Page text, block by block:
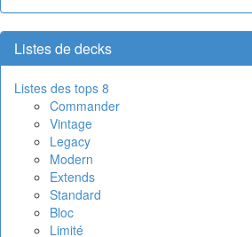
Listes de decks
Listes des tops 8
Commander
Vintage
Legacy
Modern
Extends
Standard
Bloc
Limité